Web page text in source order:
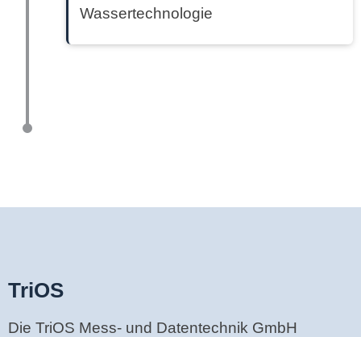
Wassertechnologie
TriOS
Die TriOS Mess- und Datentechnik GmbH